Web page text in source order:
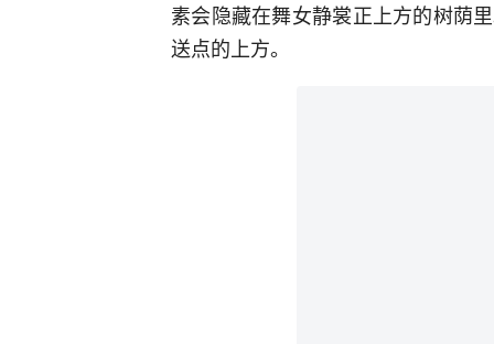
素会隐藏在舞女静裳正上方的树荫
送点的上方。